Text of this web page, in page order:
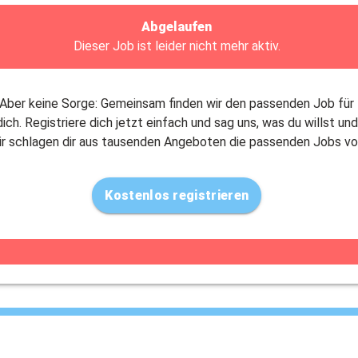
Abgelaufen
Dieser Job ist leider nicht mehr aktiv.
Aber keine Sorge: Gemeinsam finden wir den passenden Job für
Registriere dich jetzt einfach und sag uns, was du willst und
schlagen dir aus tausenden Angeboten die passenden Jobs
Kostenlos registrieren